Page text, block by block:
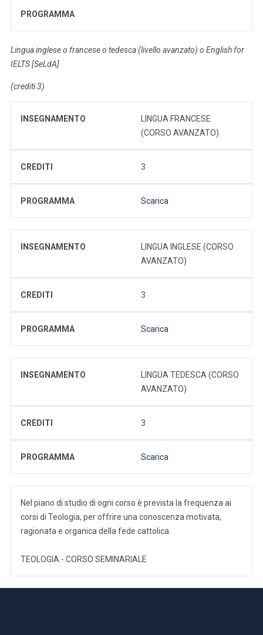
PROGRAMMA
Lingua inglese o francese o tedesca (livello avanzato) o English for
IELTS [SeLdA]
(crediti 3)
INSEGNAMENTO
LINGUA FRANCESE
(CORSO AVANZATO)
CREDITI 3
PROGRAMMA Scarica
INSEGNAMENTO
LINGUA INGLESE (CORSO
AVANZATO)
CREDITI 3
PROGRAMMA Scarica
INSEGNAMENTO
LINGUA TEDESCA (CORSO
AVANZATO)
CREDITI 3
PROGRAMMA Scarica
Nel piano di studio di ogni corso è prevista la frequenza ai
corsi di Teologia, per offrire una conoscenza motivata,
ragionata e organica della fede cattolica.
TEOLOGIA - CORSO SEMINARIALE